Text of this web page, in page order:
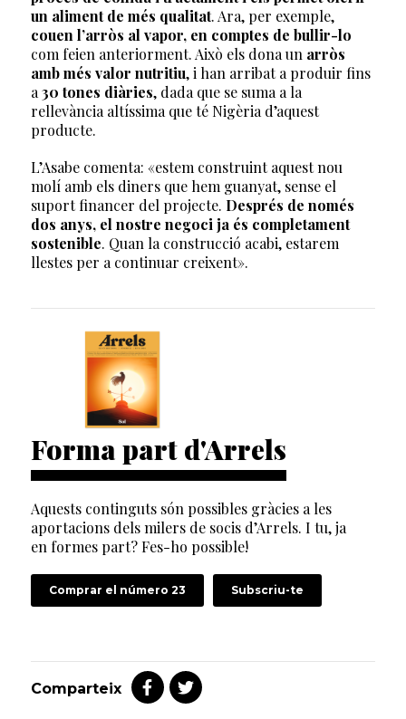
un aliment de més qualitat. Ara, per exemple,
couen l’arròs al vapor, en comptes de bullir-lo
com feien anteriorment. Això els dona un arròs
amb més valor nutritiu, i han arribat a produir fins
a 30 tones diàries, dada que se suma a la
rellevància altíssima que té Nigèria d’aquest
producte.
L’Asabe comenta: «estem construint aquest nou
molí amb els diners que hem guanyat, sense el
suport financer del projecte. Després de només
dos anys, el nostre negoci ja és completament
sostenible. Quan la construcció acabi, estarem
llestes per a continuar creixent».
Forma part d'Arrels
Aquests continguts són possibles gràcies a les
aportacions dels milers de socis d’Arrels. I tu, ja
en formes part? Fes-ho possible!
Comprar el número 23 Subscriu-te
Comparteix